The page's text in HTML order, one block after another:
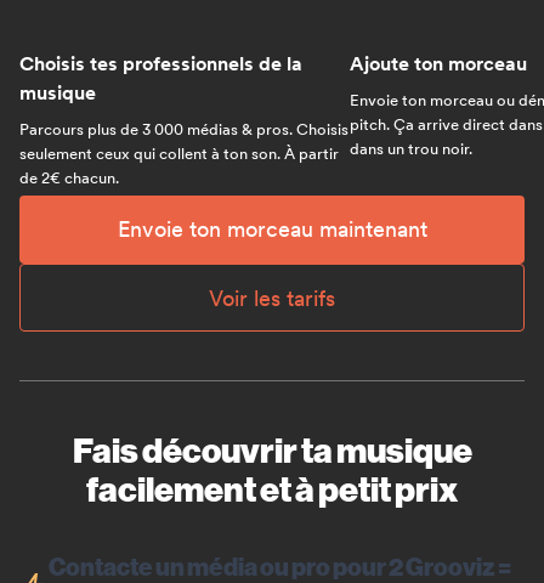
Choisis tes professionnels de la
musique
Parcours plus de 3 000 médias & pros. Choisis
seulement ceux qui collent à ton son. À partir
de 2€ chacun.
Ajoute ton morceau
Envoie ton morceau ou
pitch. Ça arrive direct
dans un trou noir.
Envoie ton morceau maintenant
Voir les tarifs
Fais découvrir ta musique
facilement et à petit prix
Contacte un média ou pro pour 2 Grooviz =